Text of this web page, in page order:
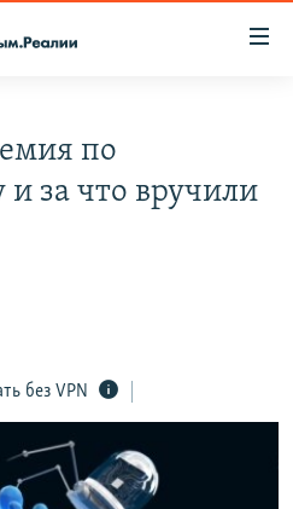
ИСТОРИЙ СОПРОТИВЛЕНИЯ
по
за что вручили
без VPN